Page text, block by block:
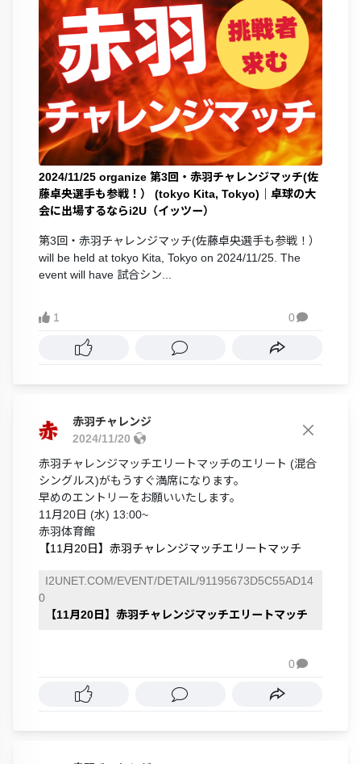
2024/11/25 organize 第3回・赤羽チャレンジマッチ(佐
藤卓央選手も参戦！） (tokyo Kita, Tokyo)｜卓球の大
会に出場するならi2U（イッツー）
第3回・赤羽チャレンジマッチ(佐藤卓央選手も参戦！）
will be held at tokyo Kita, Tokyo on 2024/11/25. The
event will have 試合シン...
1 0
赤羽チャレンジ
2024/11/20
赤羽チャレンジマッチエリートマッチのエリート (混合
シングルス)がもうすぐ満席になります。
早めのエントリーをお願いいたします。
11月20日 (水) 13:00~
赤羽体育館
【11月20日】赤羽チャレンジマッチエリートマッチ
I2UNET.COM/EVENT/DETAIL/91195673D5C55AD14
0
【11月20日】赤羽チャレンジマッチエリートマッチ
0